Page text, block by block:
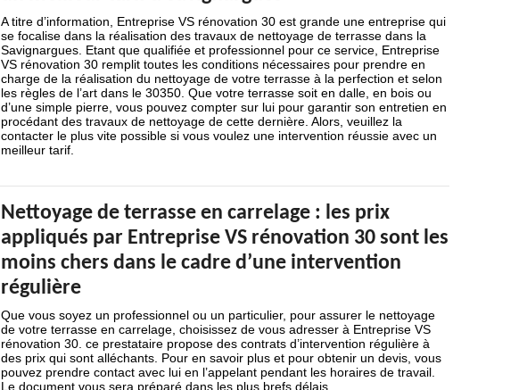
A titre d’information, Entreprise VS rénovation 30 est grande une entreprise qui
se focalise dans la réalisation des travaux de nettoyage de terrasse dans la
Savignargues. Etant que qualifiée et professionnel pour ce service, Entreprise
VS rénovation 30 remplit toutes les conditions nécessaires pour prendre en
charge de la réalisation du nettoyage de votre terrasse à la perfection et selon
les règles de l’art dans le 30350. Que votre terrasse soit en dalle, en bois ou
d’une simple pierre, vous pouvez compter sur lui pour garantir son entretien en
procédant des travaux de nettoyage de cette dernière. Alors, veuillez la
contacter le plus vite possible si vous voulez une intervention réussie avec un
meilleur tarif.
Nettoyage de terrasse en carrelage : les prix
appliqués par Entreprise VS rénovation 30 sont les
moins chers dans le cadre d’une intervention
régulière
Que vous soyez un professionnel ou un particulier, pour assurer le nettoyage
de votre terrasse en carrelage, choisissez de vous adresser à Entreprise VS
rénovation 30. ce prestataire propose des contrats d’intervention régulière à
des prix qui sont alléchants. Pour en savoir plus et pour obtenir un devis, vous
pouvez prendre contact avec lui en l’appelant pendant les horaires de travail.
Le document vous sera préparé dans les plus brefs délais.